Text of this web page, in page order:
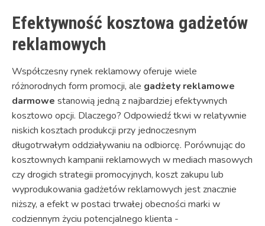
Efektywność kosztowa gadżetów
reklamowych
Współczesny rynek reklamowy oferuje wiele
różnorodnych form promocji, ale gadżety reklamowe
darmowe stanowią jedną z najbardziej efektywnych
kosztowo opcji. Dlaczego? Odpowiedź tkwi w relatywnie
niskich kosztach produkcji przy jednoczesnym
długotrwałym oddziaływaniu na odbiorcę. Porównując do
kosztownych kampanii reklamowych w mediach masowych
czy drogich strategii promocyjnych, koszt zakupu lub
wyprodukowania gadżetów reklamowych jest znacznie
niższy, a efekt w postaci trwałej obecności marki w
codziennym życiu potencjalnego klienta -